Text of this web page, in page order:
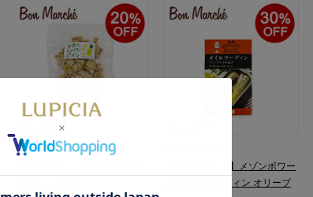
[BON0035 ]
【ボンマルシェ】メゾンボワー
ル オイルサーディン オリーブ